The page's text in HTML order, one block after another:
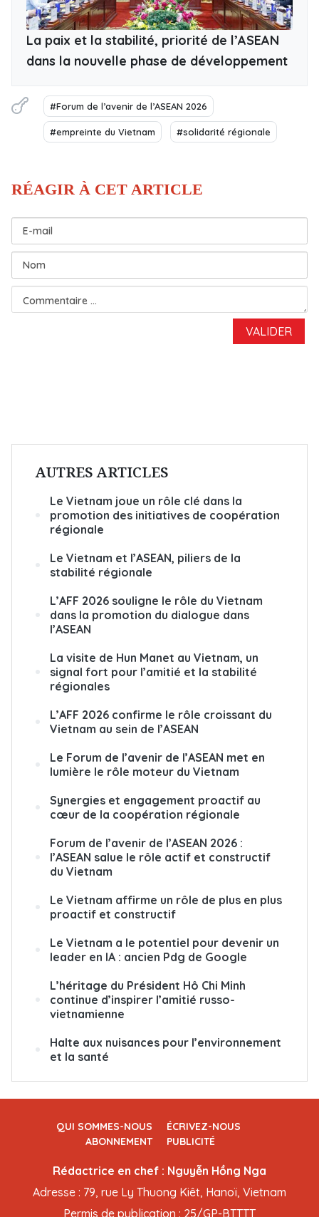
La paix et la stabilité, priorité de l’ASEAN
dans la nouvelle phase de développement
#Forum de l’avenir de l’ASEAN 2026
#empreinte du Vietnam #solidarité régionale
AUTRES ARTICLES
Le Vietnam joue un rôle clé dans la
promotion des initiatives de coopération
régionale
Le Vietnam et l’ASEAN, piliers de la
stabilité régionale
L’AFF 2026 souligne le rôle du Vietnam
dans la promotion du dialogue dans
l’ASEAN
La visite de Hun Manet au Vietnam, un
signal fort pour l’amitié et la stabilité
régionales
L’AFF 2026 confirme le rôle croissant du
Vietnam au sein de l’ASEAN
Le Forum de l’avenir de l’ASEAN met en
lumière le rôle moteur du Vietnam
Synergies et engagement proactif au
cœur de la coopération régionale
Forum de l’avenir de l’ASEAN 2026 :
l’ASEAN salue le rôle actif et constructif
du Vietnam
Le Vietnam affirme un rôle de plus en plus
proactif et constructif
Le Vietnam a le potentiel pour devenir un
leader en IA : ancien Pdg de Google
L’héritage du Président Hô Chi Minh
continue d’inspirer l’amitié russo-
vietnamienne
Halte aux nuisances pour l’environnement
et la santé
QUI SOMMES-NOUS
ÉCRIVEZ-NOUS
ABONNEMENT
PUBLICITÉ
Rédactrice en chef : Nguyễn Hồng Nga
Adresse : 79, rue Ly Thuong Kiêt, Hanoï, Vietnam
Permis de publication : 25/GP-BTTTT